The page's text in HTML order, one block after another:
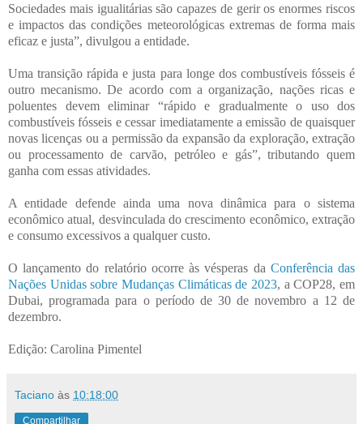
Sociedades mais igualitárias são capazes de gerir os enormes riscos
e impactos das condições meteorológicas extremas de forma mais
eficaz e justa”, divulgou a entidade.
Uma transição rápida e justa para longe dos combustíveis fósseis é
outro mecanismo. De acordo com a organização, nações ricas e
poluentes devem eliminar “rápido e gradualmente o uso dos
combustíveis fósseis e cessar imediatamente a emissão de quaisquer
novas licenças ou a permissão da expansão da exploração, extração
ou processamento de carvão, petróleo e gás”, tributando quem
ganha com essas atividades.
A entidade defende ainda uma nova dinâmica para o sistema
econômico atual, desvinculada do crescimento econômico, extração
e consumo excessivos a qualquer custo.
O lançamento do relatório ocorre às vésperas da Conferência das
Nações Unidas sobre Mudanças Climáticas de 2023, a COP28, em
Dubai, programada para o período de 30 de novembro a 12 de
dezembro.
Edição: Carolina Pimentel
Taciano às 10:18:00
Compartilhar